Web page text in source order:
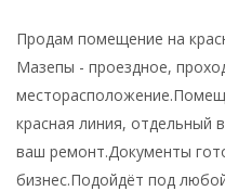
Продам помещение на
Мазепы - проездное,
красная линия, отдельный
ваш ремонт.Документы
бизнес.Подойдёт под